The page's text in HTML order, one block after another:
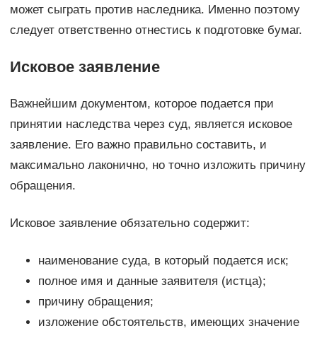
может сыграть против наследника. Именно поэтому
следует ответственно отнестись к подготовке бумаг.
Исковое заявление
Важнейшим документом, которое подается при
принятии наследства через суд, является исковое
заявление. Его важно правильно составить, и
максимально лаконично, но точно изложить причину
обращения.
Исковое заявление обязательно содержит:
наименование суда, в который подается иск;
полное имя и данные заявителя (истца);
причину обращения;
изложение обстоятельств, имеющих значение